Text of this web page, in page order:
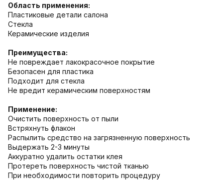
Область применения:
Пластиковые детали салона
Стекла
Керамические изделия
Преимущества:
Не повреждает лакокрасочное покрытие
Безопасен для пластика
Подходит для стекла
Не вредит керамическим поверхностям
Применение:
Очистить поверхность от пыли
Встряхнуть флакон
Распылить средство на загрязненную поверхность
Выдержать 2-3 минуты
Аккуратно удалить остатки клея
Протереть поверхность чистой тканью
При необходимости повторить процедуру